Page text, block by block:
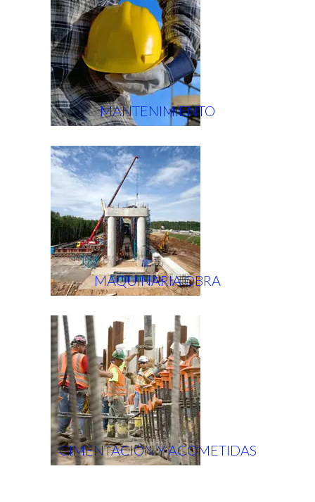
MANTENIMIENTO
MAQUINARIA OBRA
CIMENTACIÓN Y ACOMETIDAS